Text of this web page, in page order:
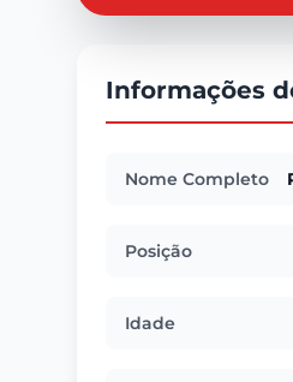
Informações
Nome Completo
Posição
Idade